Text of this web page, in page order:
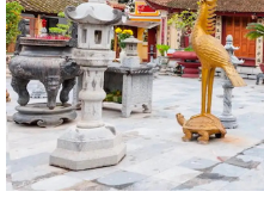
Thông báo về việc niêm yết
được sửa đổi, bổ sung thuộc
Xã Thanh Miện tổ chức trọng
Anh hùng liệt sĩ nhân kỷ niệm 79...
Kỷ niệm 79 năm ngày Thương